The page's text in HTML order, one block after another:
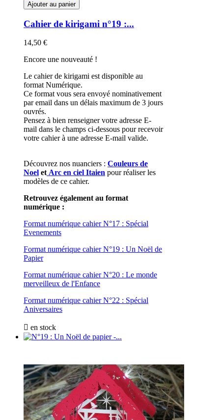
Ajouter au panier
Cahier de kirigami n°19 :...
14,50 €
Encore une nouveauté !
Le cahier de kirigami est disponible au
format Numérique.
Ce format vous sera envoyé nominativement
par email dans un délais maximum de 3 jours
ouvrés.
Pensez à bien renseigner votre adresse E-
mail dans le champs ci-dessous pour recevoir
votre cahier à une adresse E-mail valide.
Découvrez nos nuanciers : Couleurs de
Noel etArc en ciel Itaien pour réaliser les
modèles de ce cahier.
Retrouvez également au format
numérique :
Format numérique cahier N°17 : Spécial
Evenements
Format numérique cahier N°19 : Un Noël de
Papier
Format numérique cahier N°20 : Le monde
merveilleux de l'Enfance
Format numérique cahier N°22 : Spécial
Aniversaires
 en stock